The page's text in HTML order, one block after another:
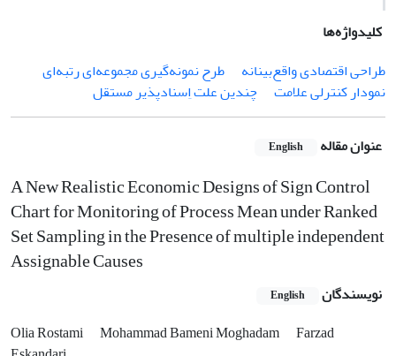
کلیدواژه‌ها
طراحی اقتصادی واقع‌بینانه
طرح نمونه‌گیری مجموعه‌ای رتبه‌ای
نمودار کنترلی علامت
چندین علت اِسنادپذیر مستقل
عنوان مقاله English
A New Realistic Economic Designs of Sign Control
Chart for Monitoring of Process Mean under Ranked
Set Sampling in the Presence of multiple independent
Assignable Causes
نویسندگان English
Olia Rostami Mohammad Bameni Moghadam
Farzad